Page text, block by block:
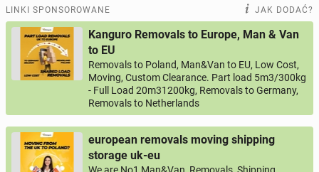
LINKI SPONSOROWANE JAK DODAĆ?
Kanguro Removals to Europe, Man & Van
to EU
Removals to Poland, Man&Van to EU, Low Cost,
Moving, Custom Clearance. Part load 5m3/300kg
- Full Load 20m31200kg, Removals to Germany,
Removals to Netherlands
european removals moving shipping
storage uk-eu
We are No1 Man&Van, Removals, Shipping,